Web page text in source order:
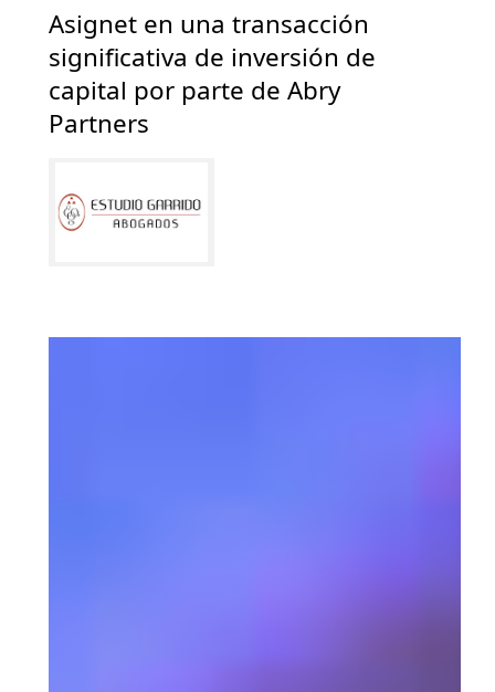
Asignet en una transacción
significativa de inversión de
capital por parte de Abry
Partners